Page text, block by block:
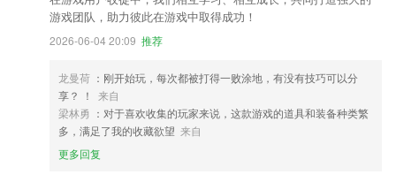
游戏团队，助力彼此在游戏中取得成功！
2026-06-04 20:09 推荐
龙曼荷 ：刚开始玩，每次都被打得一败涂地，有没有技巧可以分
享？ ！
来自
梁林勇 ：对于喜欢收集的玩家来说，这款游戏的道具和装备种类繁
多，满足了我的收藏欲望 来自
更多回复